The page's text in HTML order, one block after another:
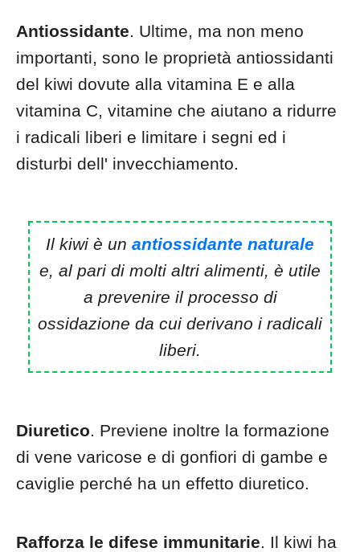
Antiossidante. Ultime, ma non meno
importanti, sono le proprietà antiossidanti
del kiwi dovute alla vitamina E e alla
vitamina C, vitamine che aiutano a ridurre
i radicali liberi e limitare i segni ed i
disturbi dell' invecchiamento.
Il kiwi è un antiossidante naturale
e, al pari di molti altri alimenti, è utile
a prevenire il processo di
ossidazione da cui derivano i radicali
liberi.
Diuretico. Previene inoltre la formazione
di vene varicose e di gonfiori di gambe e
caviglie perché ha un effetto diuretico.
Rafforza le difese immunitarie. Il kiwi ha